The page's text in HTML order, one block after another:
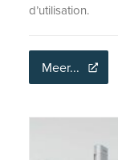
d’utilisation.
Meer...